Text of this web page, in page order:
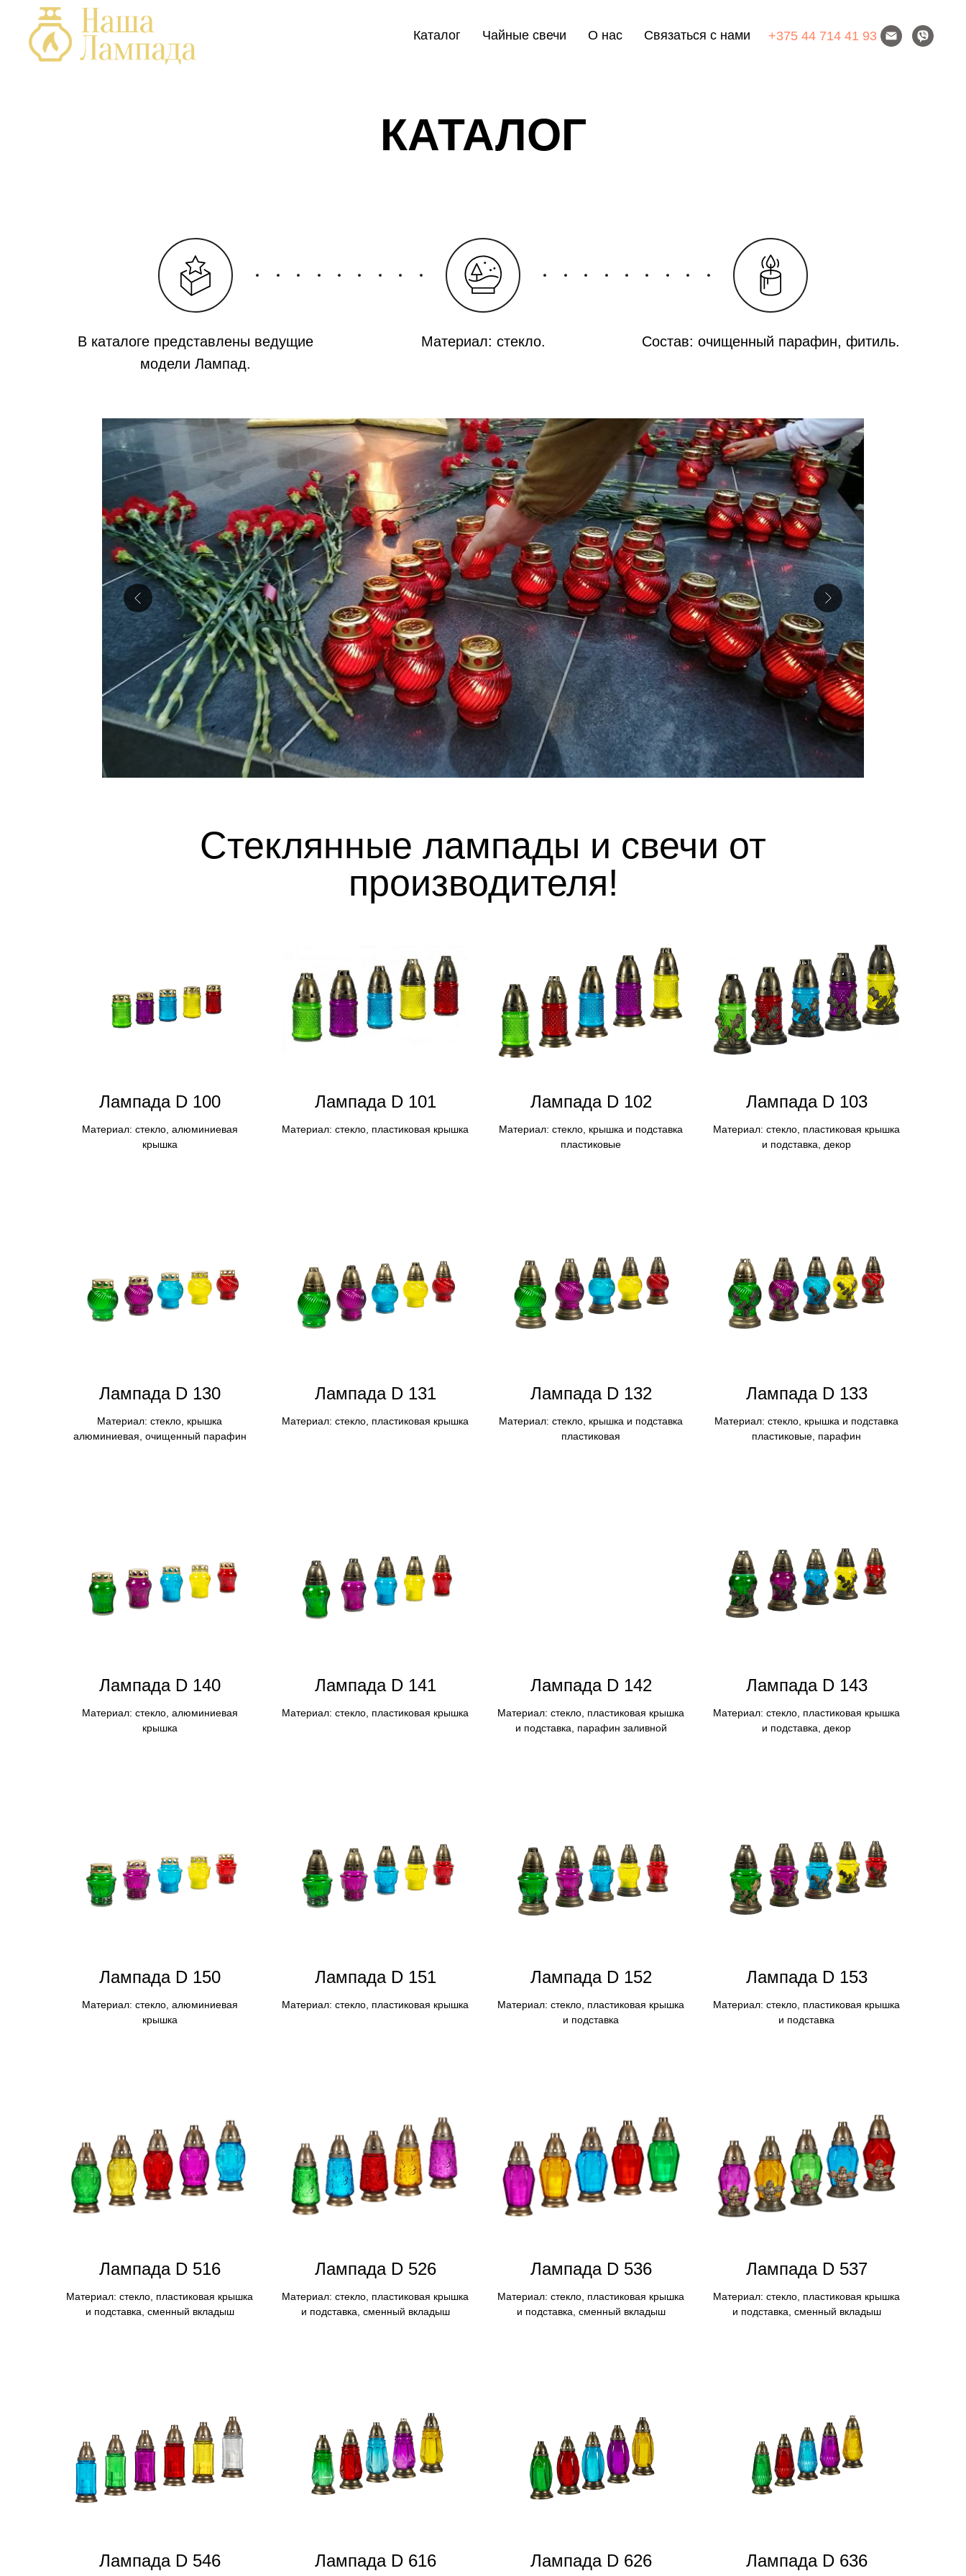
Каталог Чайные свечи О нас Связаться с нами +375 44 714 41 93
КАТАЛОГ
В каталоге представлены ведущие
модели Лампад.
Материал: стекло. Состав: очищенный парафин, фитиль.
Стеклянные лампады и свечи от
производителя!
Лампадa D 100
Материал: стекло, алюминиевая
крышка
Лампадa D 101
Материал: стекло, пластиковая крышка
Лампадa D 102
Материал: стекло, крышка и подставка
пластиковые
Лампадa D 103
Материал: стекло, пластиковая крышка
и подставка, декор
Лампадa D 130
Материал: стекло, крышка
алюминиевая, очищенный парафин
Лампадa D 131
Материал: стекло, пластиковая крышка
Лампадa D 132
Материал: стекло, крышка и подставка
пластиковая
Лампадa D 133
Материал: стекло, крышка и подставка
пластиковые, парафин
Лампадa D 140
Материал: стекло, алюминиевая
крышка
Лампадa D 141
Материал: стекло, пластиковая крышка
Лампадa D 142
Материал: стекло, пластиковая крышка
и подставка, парафин заливной
Лампадa D 143
Материал: стекло, пластиковая крышка
и подставка, декор
Лампадa D 150
Материал: стекло, алюминиевая
крышка
Лампадa D 151
Материал: стекло, пластиковая крышка
Лампадa D 152
Материал: стекло, пластиковая крышка
и подставка
Лампадa D 153
Материал: стекло, пластиковая крышка
и подставка
Лампадa D 516
Материал: стекло, пластиковая крышка
и подставка, сменный вкладыш
Лампада D 526
Материал: стекло, пластиковая крышка
и подставка, сменный вкладыш
Лампада D 536
Материал: стекло, пластиковая крышка
и подставка, сменный вкладыш
Лампада D 537
Материал: стекло, пластиковая крышка
и подставка, сменный вкладыш
Лампада D 546 Лампадa D 616 Лампадa D 626 Лампадa D 636